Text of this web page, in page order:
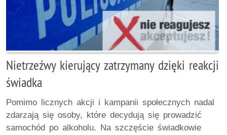
Nietrzeźwy kierujący zatrzymany dzięki reakcji
świadka
Pomimo licznych akcji i kampanii społecznych nadal
zdarzają się osoby, które decydują się prowadzić
samochód po alkoholu. Na szczęście świadkowie